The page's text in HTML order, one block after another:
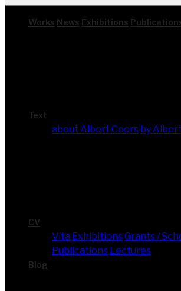
Works News Exhi­bi­ti­ons
Text
about Albert Coers by
CV
Vita Exhi­bi­ti­onsGrants /
Publi­ca­ti­ons Lec­tures
Blog